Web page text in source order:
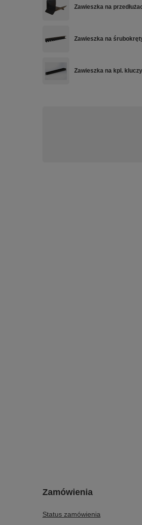
Zawieszka na
Zawieszka na
Zawieszka na kpl.
Zamówienia
Status zamówienia